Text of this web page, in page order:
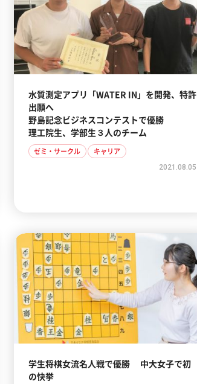
水質測定アプリ「WATER IN」を開発、特許
出願へ
野島記念ビジネスコンテストで優勝
理工院生、学部生３人のチーム
ゼミ・サークル キャリア
2021.08.05
学生将棋女流名人戦で優勝 中大女子で初
の快挙